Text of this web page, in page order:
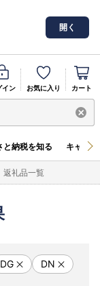
開く
イン お気に入り カート
と納税を知る キャン
返礼品一覧
DG DN